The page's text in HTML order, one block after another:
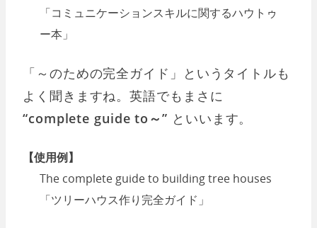
「コミュニケーションスキルに関するハウトゥ
ー本」
「～のための完全ガイド」というタイトルも
よく聞きますね。英語でもまさに
“complete guide to～” といいます。
【使用例】
The complete guide to building tree houses
「ツリーハウス作り完全ガイド」